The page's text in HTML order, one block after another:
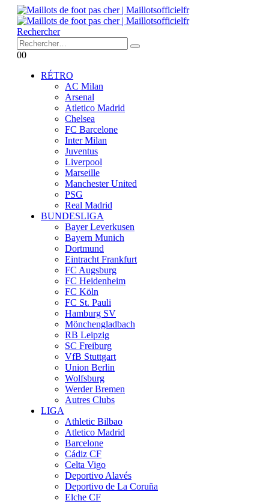
Rechercher
00
RÉTRO
AC Milan
Arsenal
Atletico Madrid
Chelsea
FC Barcelone
Inter Milan
Juventus
Liverpool
Marseille
Manchester United
PSG
Real Madrid
BUNDESLIGA
Bayer Leverkusen
Bayern Munich
Dortmund
Eintracht Frankfurt
FC Augsburg
FC Heidenheim
FC Köln
FC St. Pauli
Hamburg SV
Mönchengladbach
RB Leipzig
SC Freiburg
VfB Stuttgart
Union Berlin
Wolfsburg
Werder Bremen
Autres Clubs
LIGA
Athletic Bilbao
Atletico Madrid
Barcelone
Cádiz CF
Celta Vigo
Deportivo Alavés
Deportivo de La Coruña
Elche CF